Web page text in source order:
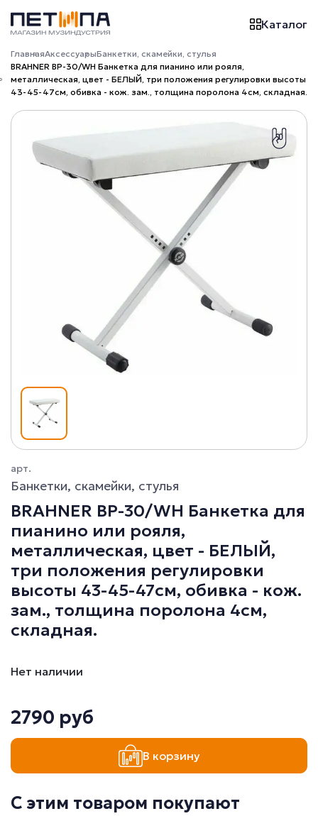
Каталог
ГлавнаяАксессуарыБанкетки, скамейки, стулья
BRAHNER BP-30/WH Банкетка для пианино или рояля,
металлическая, цвет - БЕЛЫЙ, три положения регулировки высоты
43-45-47см, обивка - кож. зам., толщина поролона 4см, складная.
арт.
Банкетки, скамейки, стулья
BRAHNER BP-30/WH Банкетка для
пианино или рояля,
металлическая, цвет - БЕЛЫЙ,
три положения регулировки
высоты 43-45-47см, обивка - кож.
зам., толщина поролона 4см,
складная.
Нет наличии
2790 руб
В корзину
С этим товаром покупают